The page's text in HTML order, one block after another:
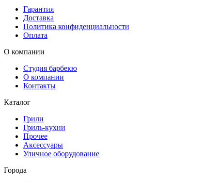
Гарантия
Доставка
Политика конфиденциальности
Оплата
О компании
Студия барбекю
О компании
Контакты
Каталог
Грили
Гриль-кухни
Прочее
Аксессуары
Уличное оборудование
Города